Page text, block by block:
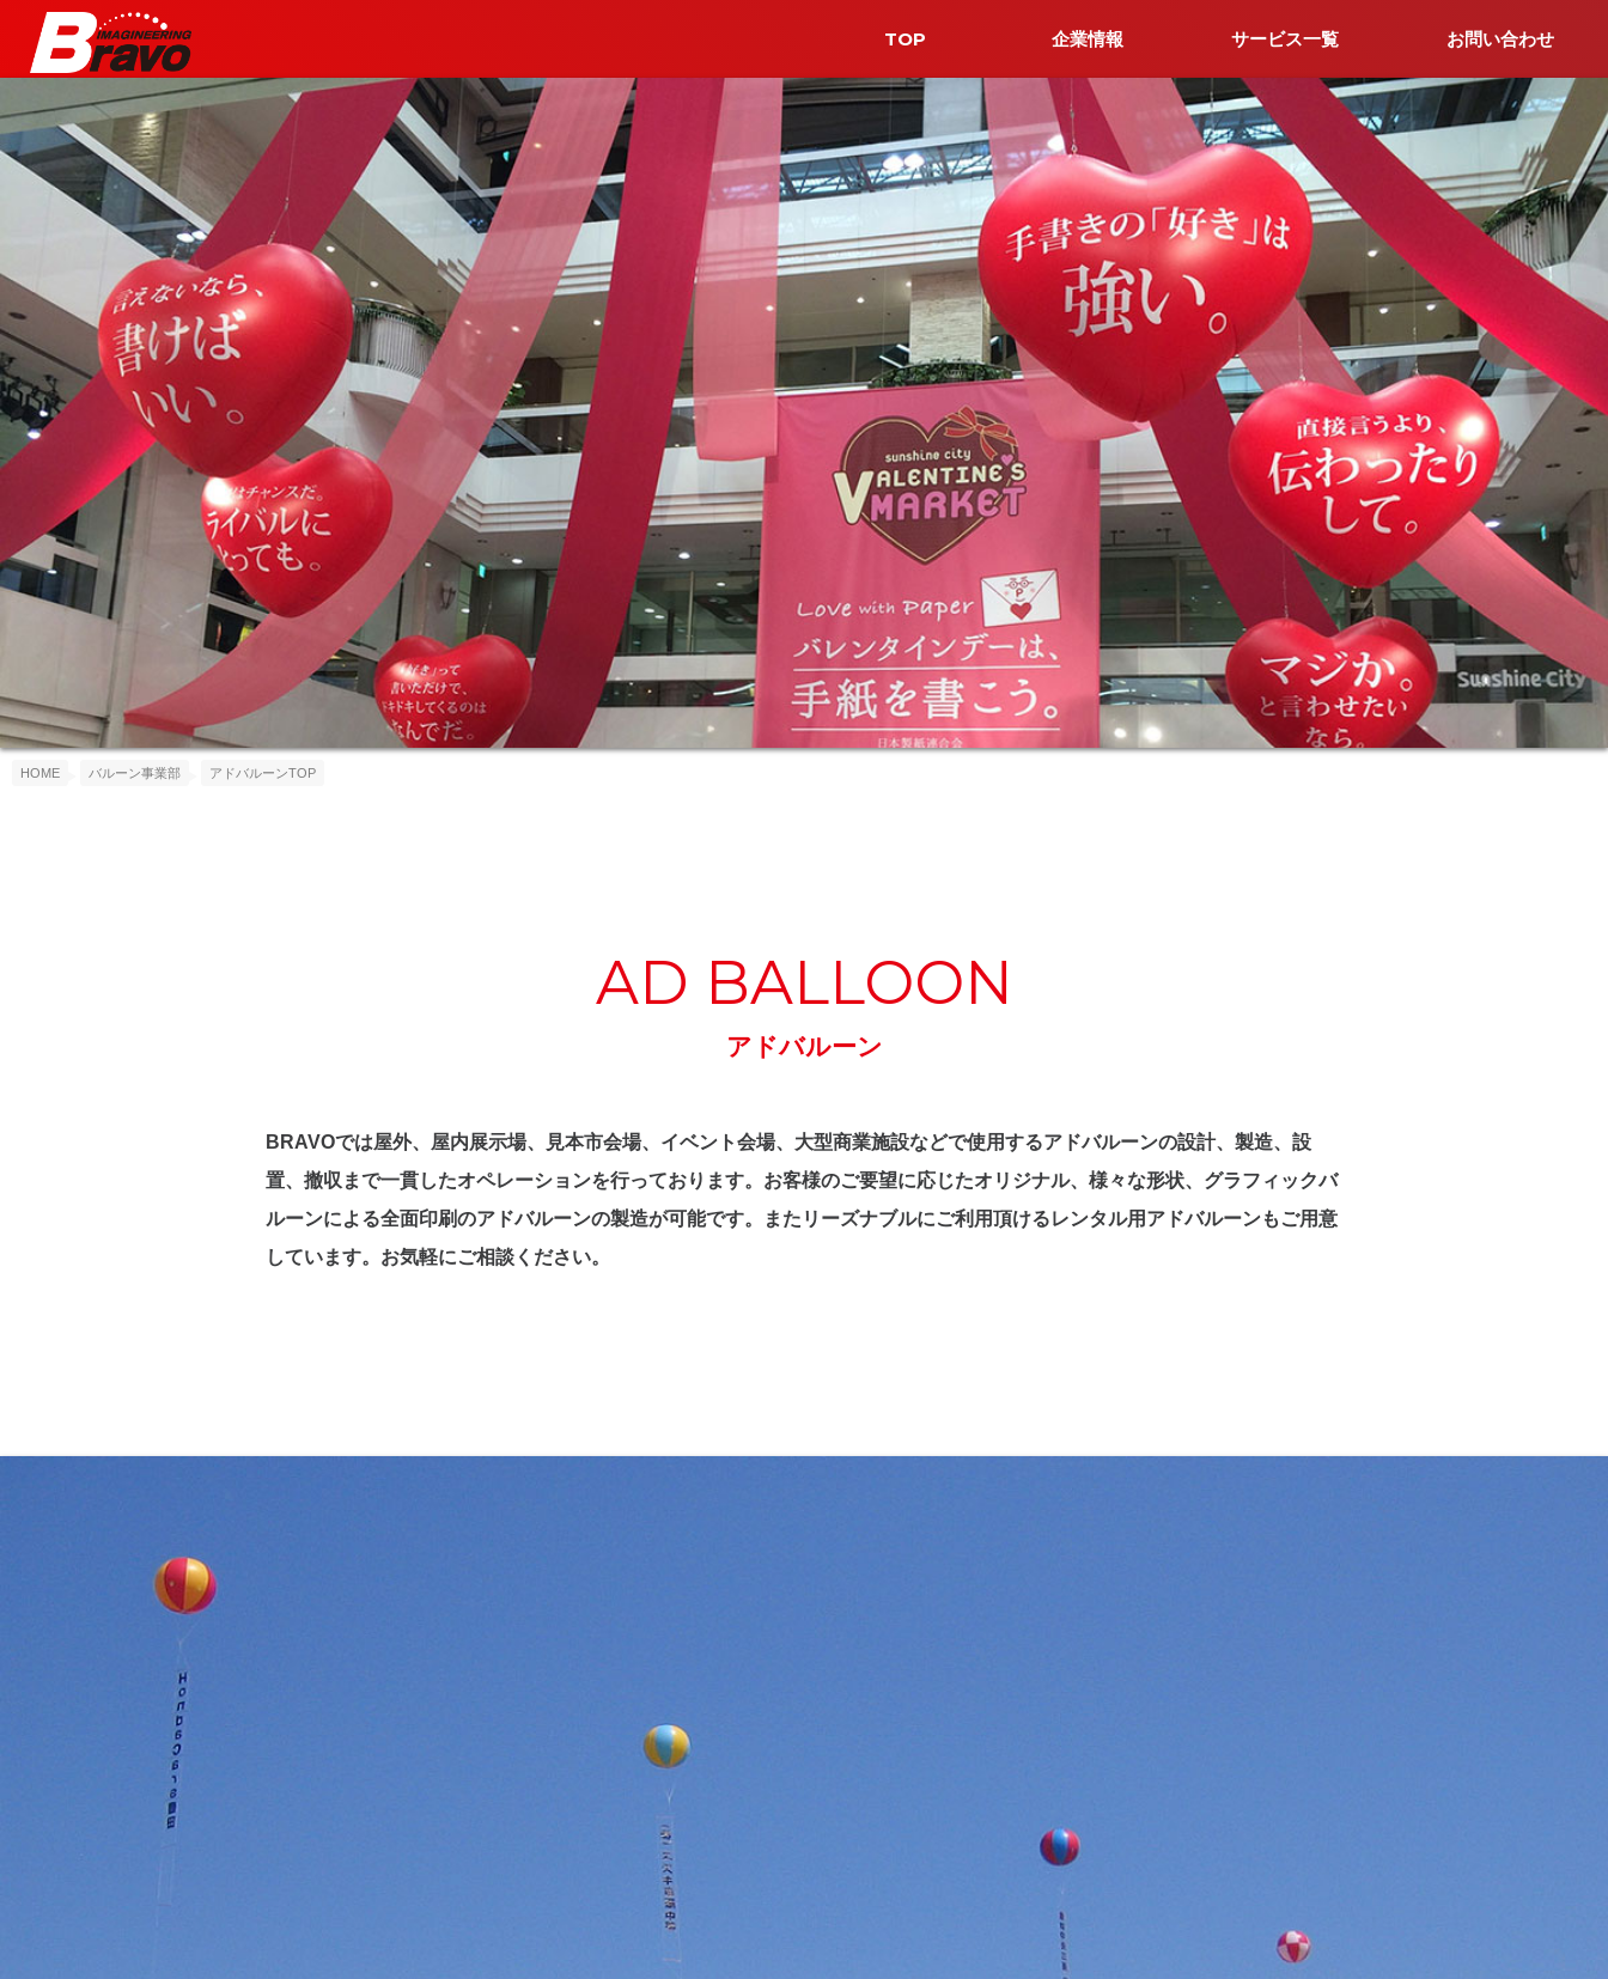
お問い合わせ
サービス一覧
企業情報
TOP
HOME バルーン事業部 アドバルーンTOP
AD BALLOON
アドバルーン
BRAVOでは屋外、屋内展示場、見本市会場、イベント会場、大型商業施設などで使用するアドバルーンの設計、製造、設
置、撤収まで一貫したオペレーションを行っております。お客様のご要望に応じたオリジナル、様々な形状、グラフィックバ
ルーンによる全面印刷のアドバルーンの製造が可能です。またリーズナブルにご利用頂けるレンタル用アドバルーンもご用意
しています。お気軽にご相談ください。